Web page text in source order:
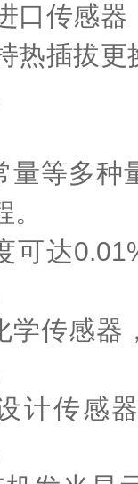
口传感
热插拔
等多种
达
传感器
传感器